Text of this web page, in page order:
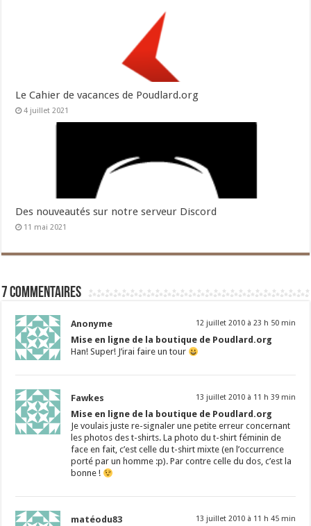
Le Cahier de vacances de Poudlard.org
4 juillet 2021
Des nouveautés sur notre serveur Discord
11 mai 2021
7 commentaires
Anonyme 12 juillet 2010 à 23 h 50 min
Mise en ligne de la boutique de Poudlard.org
Han! Super! J’irai faire un tour
Fawkes 13 juillet 2010 à 11 h 39 min
Mise en ligne de la boutique de Poudlard.org
Je voulais juste re-signaler une petite erreur concernant
les photos des t-shirts. La photo du t-shirt féminin de
face en fait, c’est celle du t-shirt mixte (en l’occurrence
porté par un homme :p). Par contre celle du dos, c’est la
bonne !
matéodu83 13 juillet 2010 à 11 h 45 min